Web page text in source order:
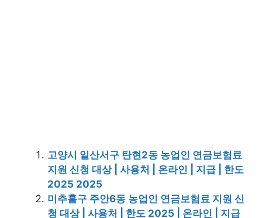
고양시 일산서구 탄현2동 농업인 연금보험료
지원 신청 대상 | 사용처 | 온라인 | 지급 | 한도
2025 2025
미추홀구 주안6동 농업인 연금보험료 지원 신
청 대상 | 사용처 | 한도 2025 | 온라인 | 지급